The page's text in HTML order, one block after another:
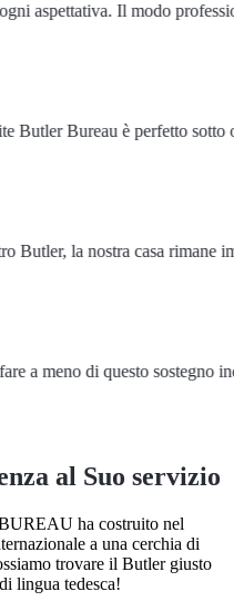
aspettativa. Il modo
Bureau è perfetto sotto
la nostra casa rimane
a meno di questo sostegno
al Suo servizio
ha costruito nel
a una cerchia di
trovare il Butler giusto
lingua tedesca!